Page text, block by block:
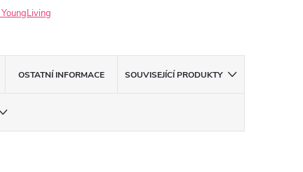
YoungLiving
OSTATNÍ INFORMACE SOUVISEJÍCÍ PRODUKTY